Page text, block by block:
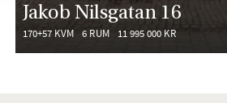
Jakob Nilsgatan 16
170+57 KVM 6 RUM 11 995 000 KR